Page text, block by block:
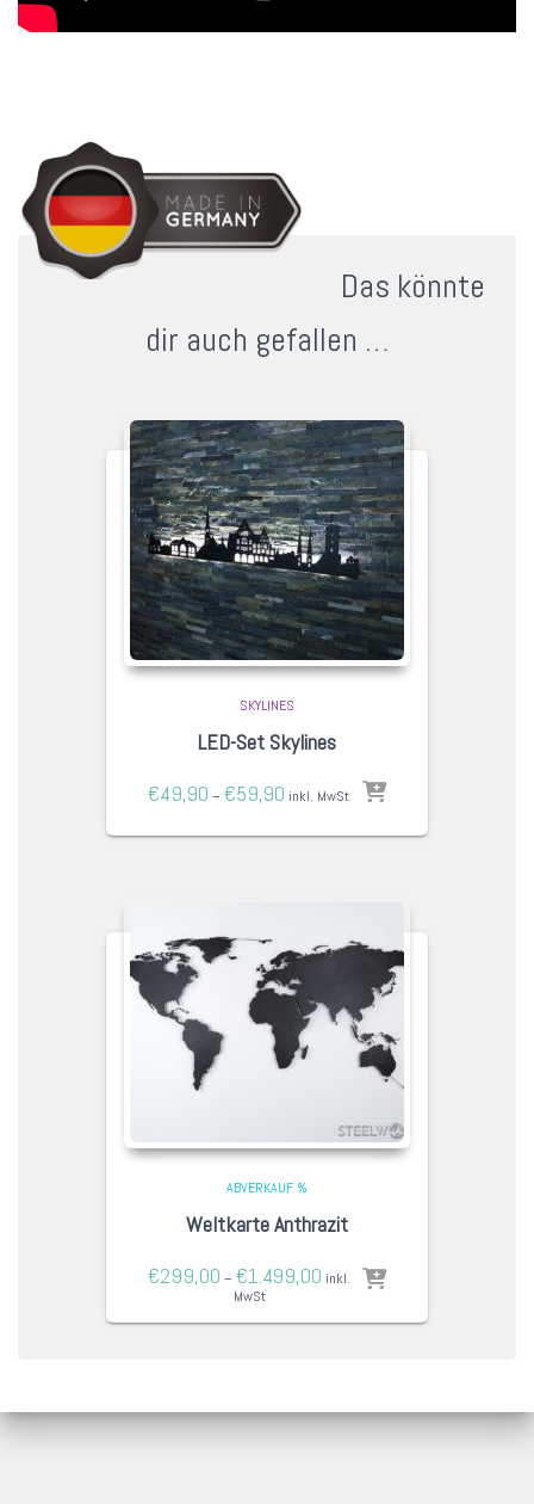
Das könnte
dir auch gefallen …
SKYLINES
LED-Set Skylines
€49,90 – €59,90 inkl. MwSt
ABVERKAUF %
Weltkarte Anthrazit
€299,00 – €1.499,00 inkl.
MwSt